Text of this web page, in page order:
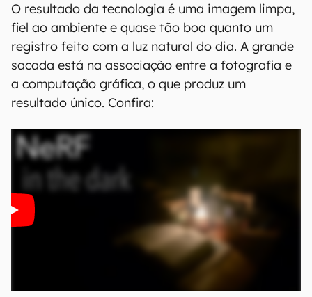
O resultado da tecnologia é uma imagem limpa,
fiel ao ambiente e quase tão boa quanto um
registro feito com a luz natural do dia. A grande
sacada está na associação entre a fotografia e
a computação gráfica, o que produz um
resultado único. Confira: